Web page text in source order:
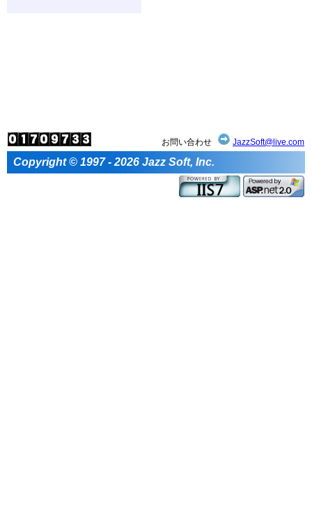
お問い合わせ JazzSoft@live.com
Copyright © 1997 - 2026 Jazz Soft, Inc.